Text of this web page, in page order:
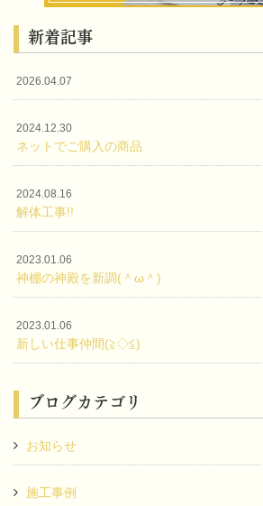
新着記事
2026.04.07
2024.12.30
ネットでご購入の商品
2024.08.16
解体工事!!
2023.01.06
神棚の神殿を新調(＾ω＾)
2023.01.06
新しい仕事仲間(≧◇≦)
ブログカテゴリ
お知らせ
施工事例